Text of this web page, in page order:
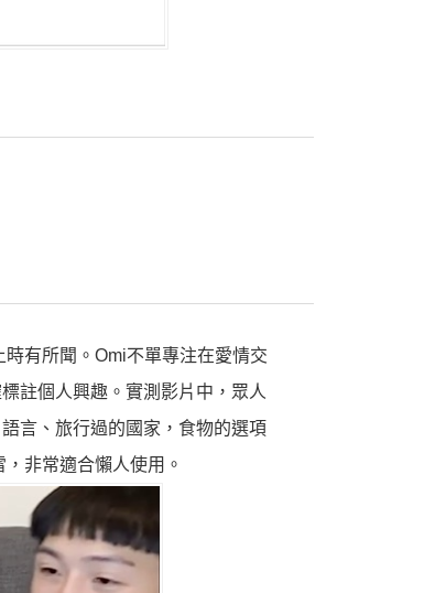
有所聞。Omi不單專注在愛情交
註個人興趣。實測影片中，眾人
言、旅行過的國家，食物的選項
非常適合懶人使用。